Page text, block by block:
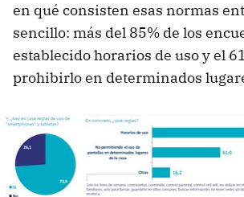
en qué consisten esas normas
sencillo: más del 85% de los
establecido horarios de uso y el
prohibirlo en determinados